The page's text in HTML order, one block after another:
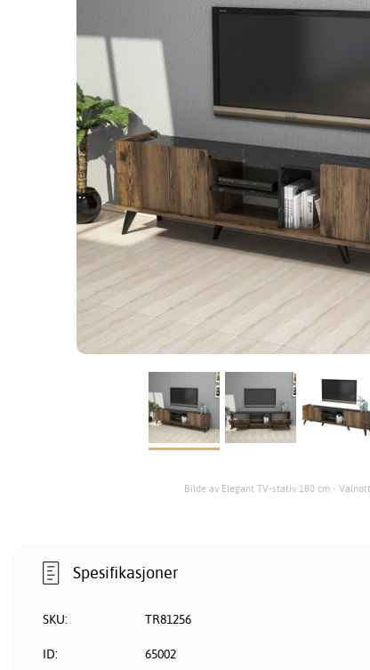
Bilde av Elegant TV-stativ 180 cm -
Spesifikasjoner
SKU: TR81256
ID: 65002